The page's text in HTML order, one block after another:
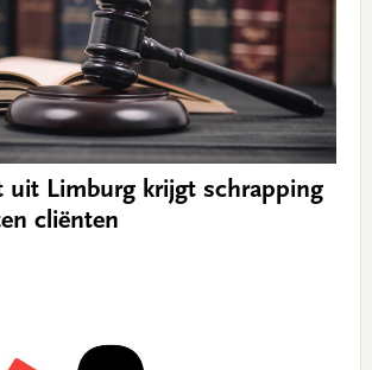
uit Limburg krijgt schrapping
cliënten